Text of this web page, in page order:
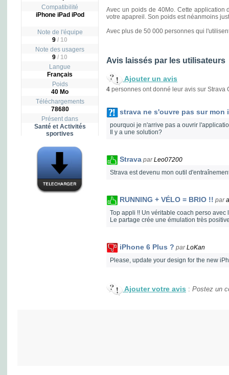
Compatibilité
iPhone iPad iPod
Note de l'équipe
9 / 10
Note des usagers
9 / 10
Langue
Français
Poids
40 Mo
Téléchargements
78680
Présent dans
Santé et Activités
sportives
Avec un poids de 40Mo. Cette application
votre apapreil. Son poids est néanmoins
Avec plus de 50 000 personnes qui
Avis laissés par les utilisateurs
Ajouter un avis
4 personnes ont donné leur avis sur Strava
strava ne s'ouvre pas sur mon
pourquoi je n'arrive pas a ouvrir
Il y a une solution?
Strava parLeo07200
Strava est devenu mon outil
RUNNING + VÉLO = BRIO !! par
Top appli !! Un véritable coach perso avec
Le partage crée une émulation très
iPhone 6 Plus ? parLoKan
Please, update your design for the new
Ajouter votre avis : Postez un